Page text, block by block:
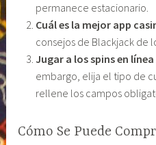
permanece estacionario.
Cuál es la mejor app
consejos de Blackjack de
Jugar a los spins en
embargo, elija el tipo de
rellene los campos
Cómo Se Puede